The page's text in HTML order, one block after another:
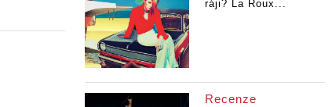
ráji? La Roux...
Recenze